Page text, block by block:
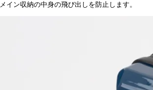
イン収納の中身の飛び出しを防止します。